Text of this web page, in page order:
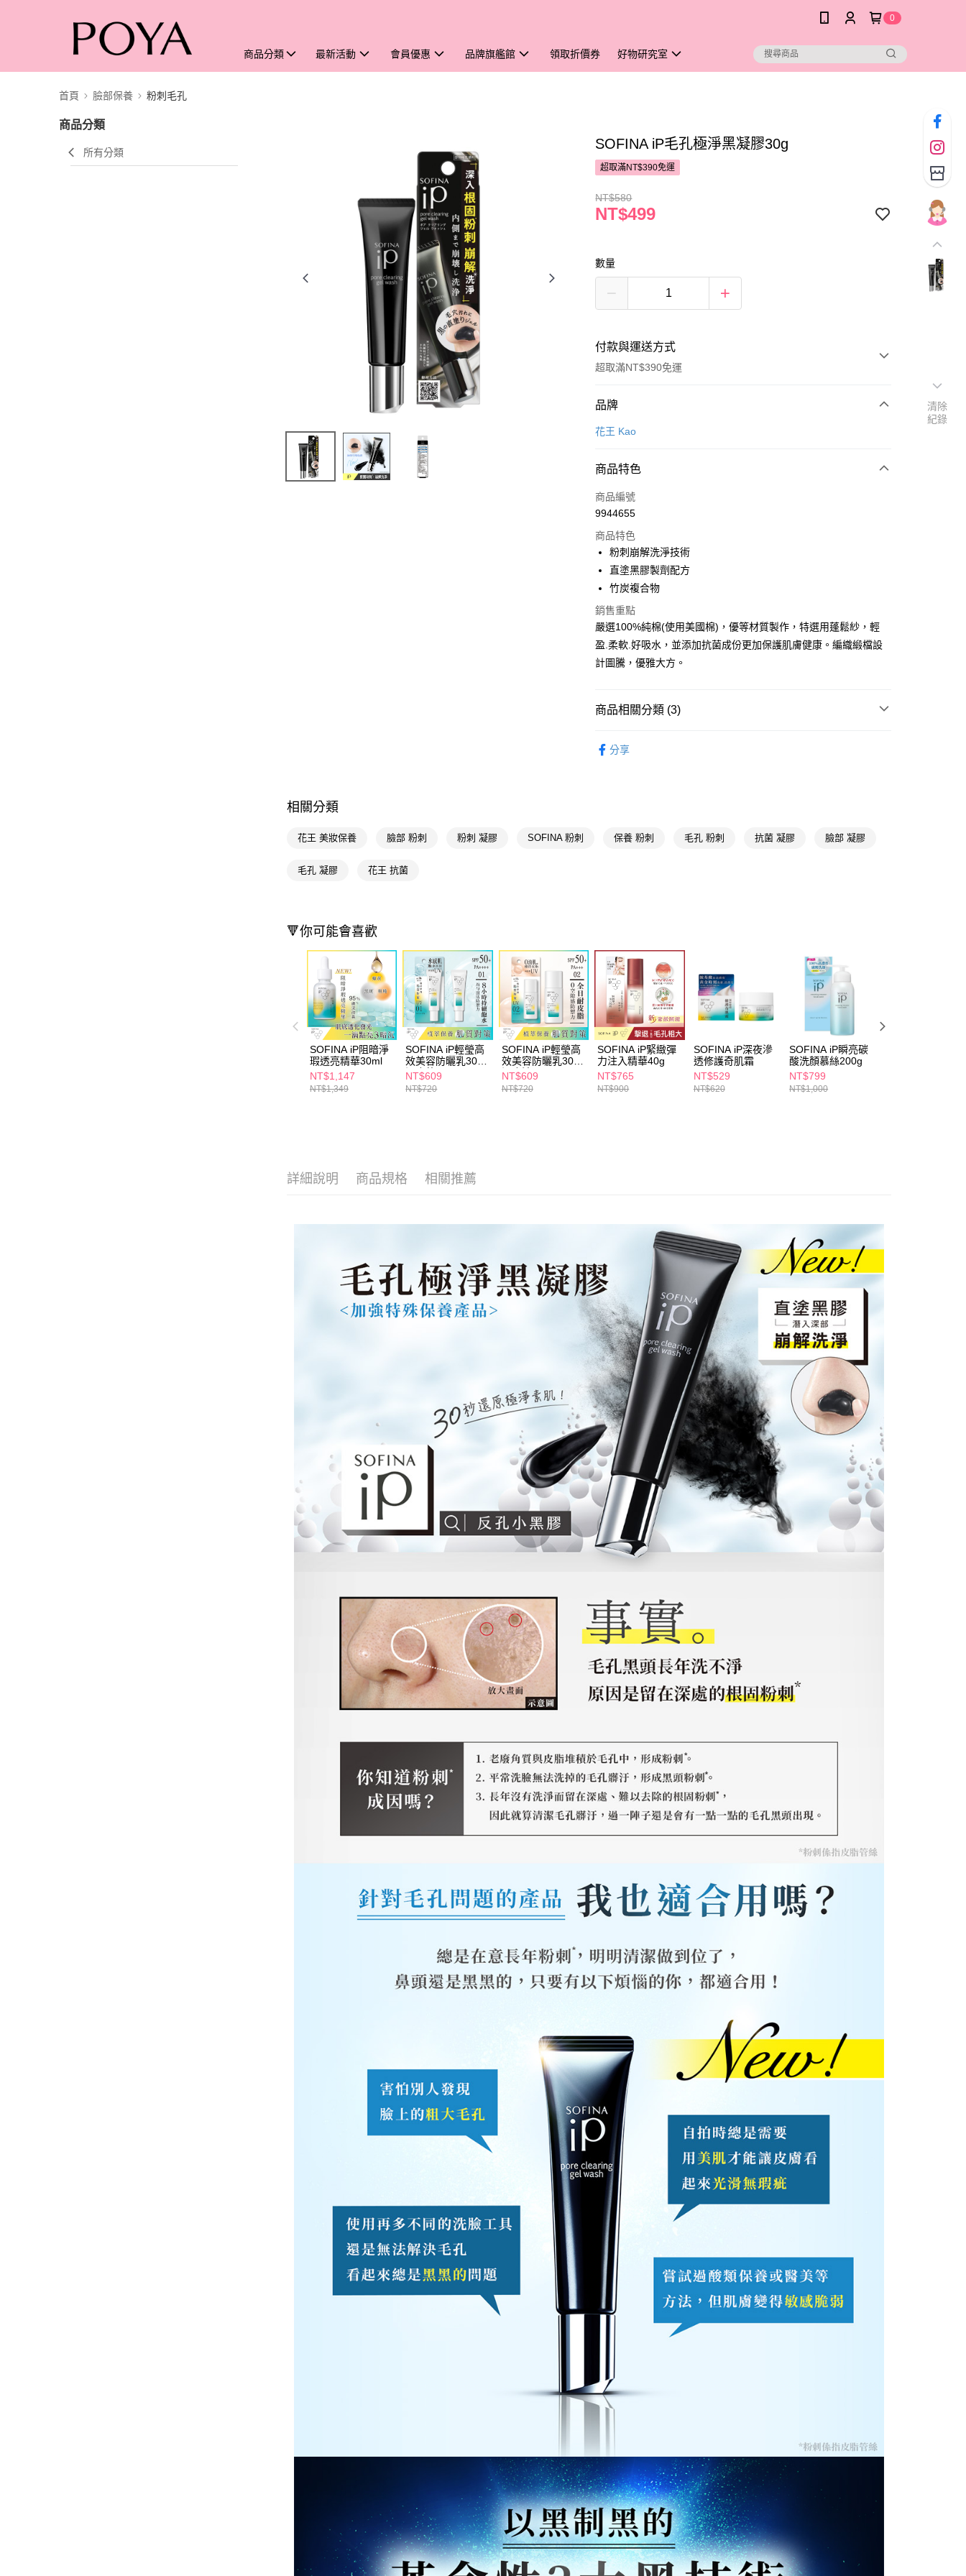
0
商品分類 最新活動 會員優惠 品牌旗艦館 領取折價券 好物研究室
首頁 臉部保養 粉刺毛孔
商品分類
所有分類
SOFINA iP毛孔極淨黑凝膠30g
超取滿NT$390免運
NT$580
NT$499
數量
付款與運送方式
超取滿NT$390免運
付款方式
POYA支付
LINE Pay
Apple Pay
街口支付
悠遊付
Google Pay
AFTEE先享後付
相關說明
１．簡單：不需註冊會員、不需綁卡、不需儲值。
※ 請注意：結帳手續完成當下不需立刻繳費，但若您需要取消訂單，請聯
交易，需依本服務之必要範圍內提供個人資料，並將交易相關給付款項請
求債權轉讓予恩沛科技股份有限公司。
２．關於個人資料處理事宜，請瀏覽以下網址：
https://aftee.tw/terms/#terms3
３．未成年的使用者請事先徵得法定代理人或監護人之同意方可使用
「AFTEE先享後付」，若未經同意申辦者引起之損失，本公司不負相關責
任。
４．使用「AFTEE先享後付」時，將依據個別帳號之用戶狀況，依本公司
即時審查核予不同之上限額度；若仍有額度不足之情形，本公司將視審查
結果請求用戶進行身份認證。
５．嚴禁一人註冊多個帳號或使用他人資訊註冊。若發現惡意使用之情
全家取貨付款
每筆NT$65，滿NT$490(含以上)免運費
付款後7-11取貨
每筆NT$65，滿NT$490(含以上)免運費
宅配(本島)
每筆NT$100，滿NT$790(含以上)免運費
付款後寶雅門市自取(由倉庫統一出貨)
品牌
花王 Kao
商品特色
商品編號
9944655
商品特色
粉刺崩解洗淨技術
直塗黑膠製劑配方
竹炭複合物
銷售重點
嚴選100%純棉(使用美國棉)，優等材質製作，特選用蓬鬆紗，輕
盈.柔軟.好吸水，並添加抗菌成份更加保護肌膚健康。編織緞檔設
計圖騰，優雅大方。
商品相關分類 (3)
分享
相關分類
花王 美妝保養 臉部 粉刺 粉刺 凝膠 SOFINA 粉刺 保養 粉刺 毛孔 粉刺 抗菌 凝膠 臉部 凝膠
毛孔 凝膠 花王 抗菌
🔻你可能會喜歡
SOFINA iP阻暗淨
瑕透亮精華30ml
NT$1,147
NT$1,349
SOFINA iP輕瑩高
效美容防曬乳30g
混合乾
NT$609
NT$720
SOFINA iP輕瑩高
效美容防曬乳30g
混合油
NT$609
NT$720
SOFINA iP緊緻彈
力注入精華40g
NT$765
NT$900
SOFINA iP深夜滲
透修護奇肌霜
NT$529
NT$620
SOFINA iP瞬亮碳
酸洗顏慕絲200g
NT$799
NT$1,000
詳細說明 商品規格 相關推薦
清除
紀錄